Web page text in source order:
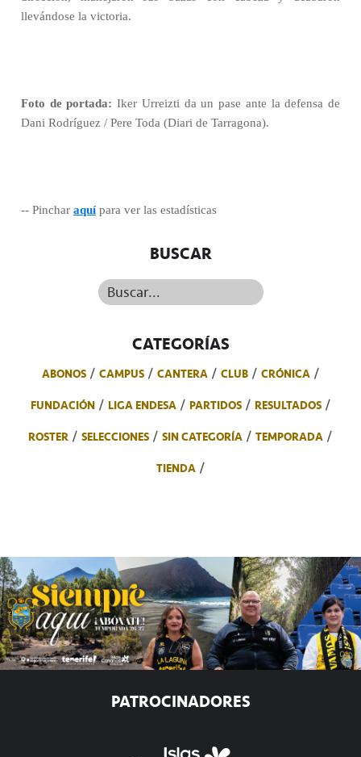
llevándose la victoria.
Foto de portada: Iker Urreizti da un pase ante la defensa de
Dani Rodríguez / Pere Toda (Diari de Tarragona).
-- Pinchar aquí para ver las estadísticas
BUSCAR
Buscar...
CATEGORÍAS
ABONOS CAMPUS CANTERA CLUB
CRÓNICA
FUNDACIÓN
LIGA ENDESA PARTIDOS
RESULTADOS
ROSTER
SELECCIONES SIN CATEGORÍA
TEMPORADA
TIENDA
PATROCINADORES